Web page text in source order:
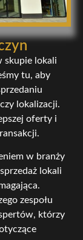
skupie lokali
tu, aby
lokalizacji.
oferty i
w branży
lokali
zespołu
którzy